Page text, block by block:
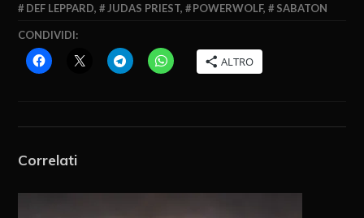
DEF LEPPARD, JUDAS PRIEST, POWERWOLF, SABATON
CONDIVIDI:
ALTRO
Correlati